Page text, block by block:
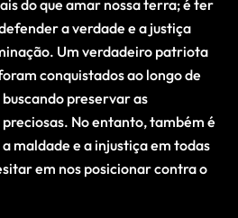
do que amar nossa terra; é ter
a verdade e a justiça
Um verdadeiro patriota
conquistados ao longo de
preservar as
preciosas. No entanto, também é
maldade e a injustiça em todas
em nos posicionar contra o